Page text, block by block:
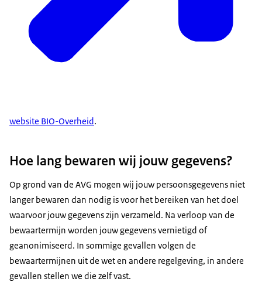
website BIO-Overheid.
Hoe lang bewaren wij jouw gegevens?
Op grond van de AVG mogen wij jouw persoonsgegevens niet
langer bewaren dan nodig is voor het bereiken van het doel
waarvoor jouw gegevens zijn verzameld. Na verloop van de
bewaartermijn worden jouw gegevens vernietigd of
geanonimiseerd. In sommige gevallen volgen de
bewaartermijnen uit de wet en andere regelgeving, in andere
gevallen stellen we die zelf vast.